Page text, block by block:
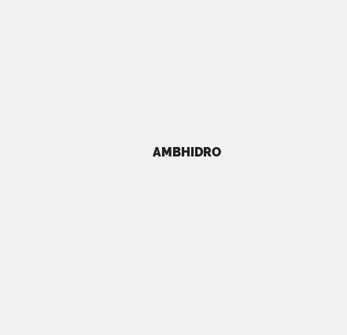
AMBHIDRO